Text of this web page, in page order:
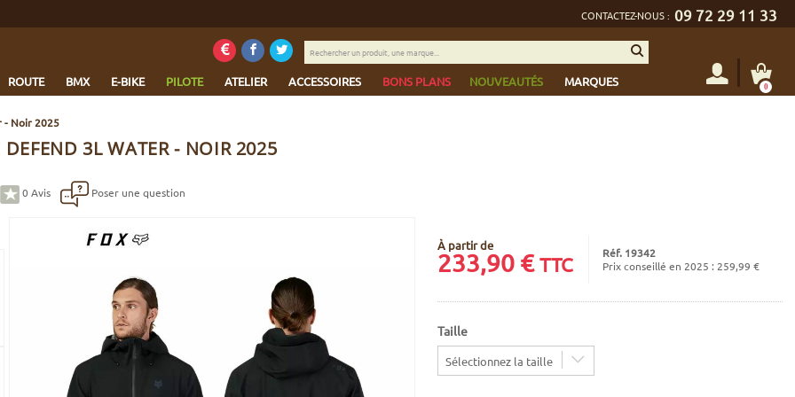
CONTACTEZ-NOUS : 09 72 29 11 33
ROUTE BMX E-BIKE PILOTE ATELIER ACCESSOIRES BONS PLANS NOUVEAUTÉS MARQUES
Rechercher
un
une
marque...
0
- Noir 2025
DEFEND 3L WATER - NOIR 2025
0 Avis Poser une question
À partir de
233,90€ TTC
Réf. 19342
Prix conseillé en 2025 : 259,99 €
Taille
Sélectionnez la taille